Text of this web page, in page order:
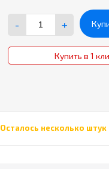
- +
Купить в 1
Осталось несколько штук